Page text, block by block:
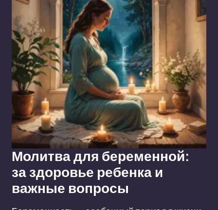
Молитва для беременной:
за здоровье ребенка и
важные вопросы